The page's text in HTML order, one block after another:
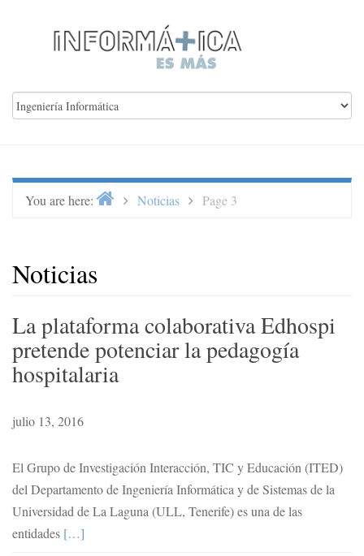
You are here: HomeNoticias Page 3
Noticias
La plataforma colaborativa Edhospi
pretende potenciar la pedagogía
hospitalaria
julio 13, 2016
El Grupo de Investigación Interacción, TIC y Educación (ITED)
del Departamento de Ingeniería Informática y de Sistemas de la
Universidad de La Laguna (ULL, Tenerife) es una de las
entidades […]